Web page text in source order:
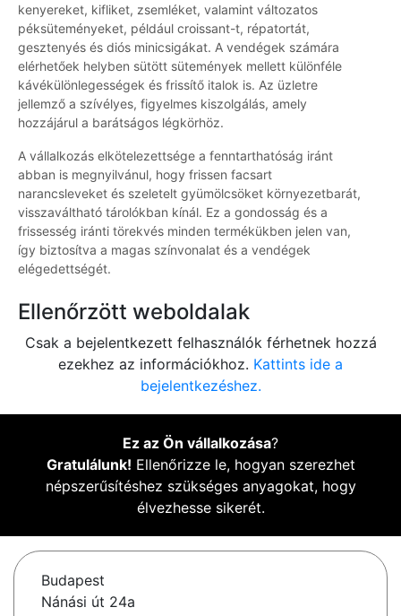
kenyereket, kifliket, zsemléket, valamint változatos
péksüteményeket, például croissant-t, répatortát,
gesztenyés és diós minicsigákat. A vendégek számára
elérhetőek helyben sütött sütemények mellett különféle
kávékülönlegességek és frissítő italok is. Az üzletre
jellemző a szívélyes, figyelmes kiszolgálás, amely
hozzájárul a barátságos légkörhöz.
A vállalkozás elkötelezettsége a fenntarthatóság iránt
abban is megnyilvánul, hogy frissen facsart
narancsleveket és szeletelt gyümölcsöket környezetbarát,
visszaváltható tárolókban kínál. Ez a gondosság és a
frissesség iránti törekvés minden termékükben jelen van,
így biztosítva a magas színvonalat és a vendégek
elégedettségét.
Ellenőrzött weboldalak
Csak a bejelentkezett felhasználók férhetnek hozzá
ezekhez az információkhoz. Kattints ide a
bejelentkezéshez.
Ez az Ön vállalkozása?
Gratulálunk! Ellenőrizze le, hogyan szerezhet
népszerűsítéshez szükséges anyagokat, hogy
élvezhesse sikerét.
Budapest
Nánási út 24a